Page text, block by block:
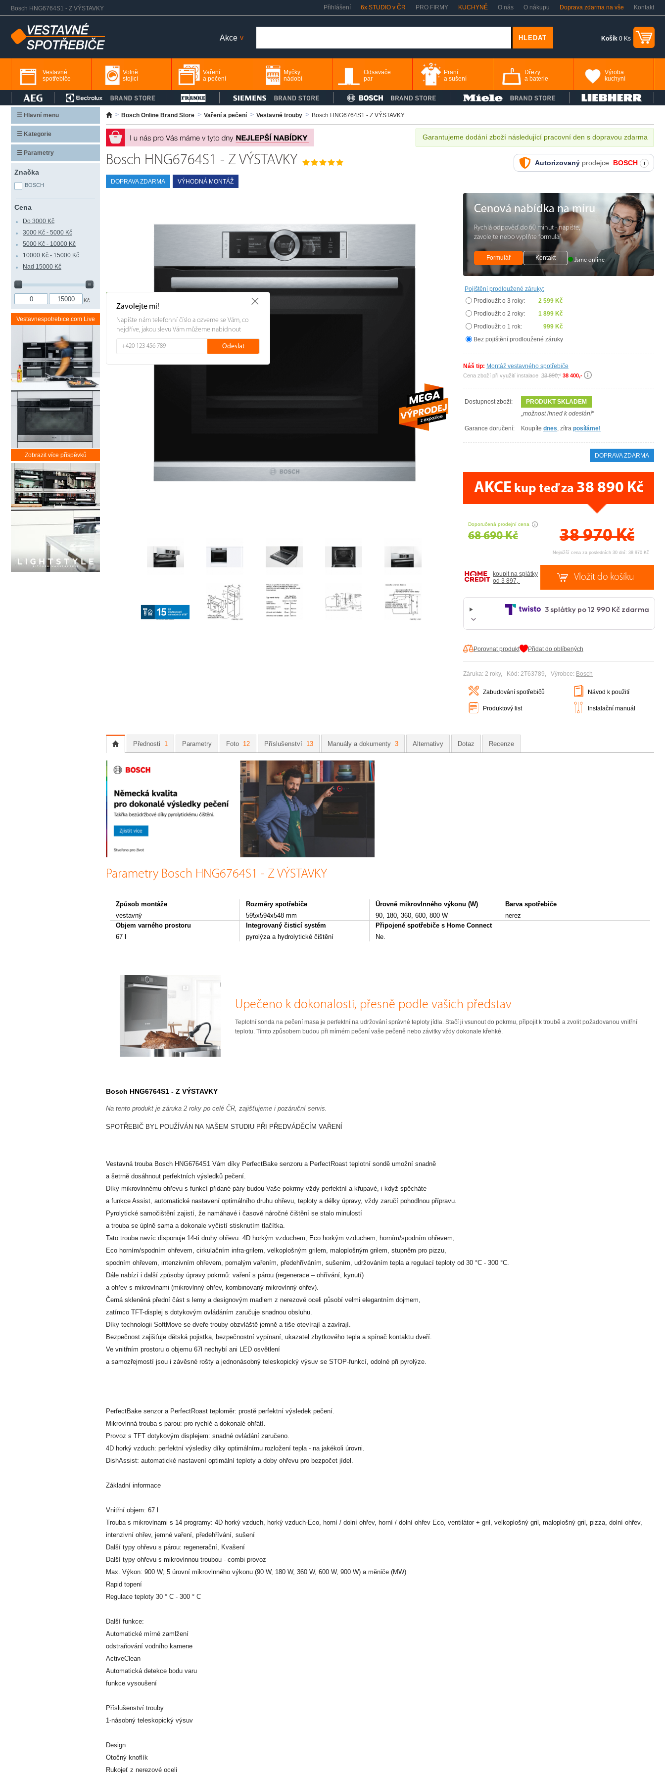
Bosch HNG6764S1 - Z VÝSTAVKY Přihlášení 6x STUDIO v ČR PRO FIRMY KUCHYNĚ O nás O nákupu Doprava zdarma na vše Kontakt
Košík0 Ks
Akce>
Vestavné
spotřebiče
Volně
stojící
Vaření
a pečení
Myčky
nádobí
Odsavače
par
Praní
a sušení
Dřezy
a baterie
Výroba
kuchyní
Bosch Online Brand Store Vaření a pečení Vestavné trouby Bosch HNG6764S1 - Z VÝSTAVKY
Garantujeme dodání zboží následující pracovní den s dopravou zdarma
Bosch HNG6764S1 - Z VÝSTAVKY
DOPRAVA ZDARMA VÝHODNÁ MONTÁŽ
Autorizovaný prodejce BOSCH i
Zavolejte mi! +
Napište nám telefonní číslo a ozveme se Vám, co
nejdříve, jakou slevu Vám můžeme nabídnout
Cenová nabídka na míru
Rychlá odpověď do 60 minut - napište,
zavolejte nebo vyplňte formulář
Formulář Kontakt Jsme online
Pojištění prodloužené záruky:
Prodloužit o 3 roky:
2 599 Kč
Prodloužit o 2 roky:
1 899 Kč
Prodloužit o 1 rok:
999 Kč
Bez pojištění prodloužené záruky
Náš tip: Montáž vestavného spotřebiče
Cena zboží při využití instalace 38 890,- 38 400,-
Dostupnost zboží:
PRODUKT SKLADEM
„možnost ihned k odeslání"
Garance doručení: Koupíte dnes, zítra posíláme!
DOPRAVA ZDARMA
AKCE kup teď za 38 890 Kč
Doporučená prodejní cena
68 690 Kč 38 970Kč
Nejnižší cena za posledních 30 dní: 38 970 Kč
koupit na splátky
od 3 897,-
Porovnat produkt Přidat do oblíbených
Záruka: 2 roky, Kód: 2T63789, Výrobce: Bosch
Zabudování spotřebičů Návod k použití
Produktový list Instalační manuál
Přednosti 1 Parametry Foto 12 Příslušenství 13 Manuály a dokumenty 3 Alternativy Dotaz Recenze
Parametry Bosch HNG6764S1 - Z VÝSTAVKY
Způsob montáže
vestavný
Rozměry spotřebiče
595x594x548 mm
Úrovně mikrovlnného výkonu (W)
90, 180, 360, 600, 800 W
Barva spotřebiče
nerez
Objem varného prostoru
67 l
Integrovaný čisticí systém
pyrolýza a hydrolytické čištění
Připojené spotřebiče s Home Connect
Ne.
Upečeno k dokonalosti, přesně podle vašich představ
Teplotní sonda na pečení masa je perfektní na udržování správné teploty jídla. Stačí ji vsunout do pokrmu, připojit k troubě a zvolit požadovanou vnitřní
teplotu. Tímto způsobem budou při mírném pečení vaše pečeně nebo závitky vždy dokonale křehké.
Bosch HNG6764S1 - Z VÝSTAVKY
Na tento produkt je záruka 2 roky po celé ČR, zajišťujeme i pozáruční servis.
SPOTŘEBIČ BYL POUŽÍVÁN NA NAŠEM STUDIU PŘI PŘEDVÁDĚCÍM VAŘENÍ
Vestavná trouba Bosch HNG6764S1 Vám díky PerfectBake senzoru a PerfectRoast teplotní sondě umožní snadně
a šetrně dosáhnout perfektních výsledků pečení.
Díky mikrovlnnému ohřevu s funkcí přidané páry budou Vaše pokrmy vždy perfektní a křupavé, i když spěcháte
a funkce Assist, automatické nastavení optimálního druhu ohřevu, teploty a délky úpravy, vždy zaručí pohodlnou přípravu.
Pyrolytické samočištění zajistí, že namáhavé i časově náročné čištění se stalo minulostí
a trouba se úplně sama a dokonale vyčistí stisknutím tlačítka.
Tato trouba navíc disponuje 14-ti druhy ohřevu: 4D horkým vzduchem, Eco horkým vzduchem, horním/spodním ohřevem,
Eco horním/spodním ohřevem, cirkulačním infra-grilem, velkoplošným grilem, maloplošným grilem, stupněm pro pizzu,
spodním ohřevem, intenzivním ohřevem, pomalým vařením, předehříváním, sušením, udržováním tepla a regulací teploty od 30 °C - 300 °C.
Dále nabízí i další způsoby úpravy pokrmů: vaření s párou (regenerace – ohřívání, kynutí)
a ohřev s mikrovlnami (mikrovlnný ohřev, kombinovaný mikrovlnný ohřev).
Černá skleněná přední část s lemy a designovým madlem z nerezové oceli působí velmi elegantním dojmem,
zatímco TFT-displej s dotykovým ovládáním zaručuje snadnou obsluhu.
Díky technologii SoftMove se dveře trouby obzvláště jemně a tiše otevírají a zavírají.
Bezpečnost zajišťuje dětská pojistka, bezpečnostní vypínaní, ukazatel zbytkového tepla a spínač kontaktu dveří.
Ve vnitřním prostoru o objemu 67l nechybí ani LED osvětlení
a samozřejmostí jsou i závěsné rošty a jednonásobný teleskopický výsuv se STOP-funkcí, odolné při pyrolýze.
PerfectBake senzor a PerfectRoast teploměr: prostě perfektní výsledek pečení.
Mikrovlnná trouba s parou: pro rychlé a dokonalé ohřátí.
Provoz s TFT dotykovým displejem: snadné ovládání zaručeno.
4D horký vzduch: perfektní výsledky díky optimálnímu rozložení tepla - na jakékoli úrovni.
DishAssist: automatické nastavení optimální teploty a doby ohřevu pro bezpočet jídel.
Základní informace
Vnitřní objem: 67 l
Trouba s mikrovlnami s 14 programy: 4D horký vzduch, horký vzduch-Eco, horní / dolní ohřev, horní / dolní ohřev Eco, ventilátor + gril, velkoplošný gril, maloplošný gril, pizza, dolní ohřev,
intenzivní ohřev, jemné vaření, předehřívání, sušení
Další typy ohřevu s párou: regenerační, Kvašení
Další typy ohřevu s mikrovlnnou troubou - combi provoz
Max. Výkon: 900 W; 5 úrovní mikrovlnného výkonu (90 W, 180 W, 360 W, 600 W, 900 W) a měniče (MW)
Rapid topení
Regulace teploty 30 ° C - 300 ° C
Další funkce:
Automatické mírné zamlžení
odstraňování vodního kamene
ActiveClean
Automatická detekce bodu varu
funkce vysoušení
Příslušenství trouby
1-násobný teleskopický výsuv
Design
Otočný knoflík
Rukojeť z nerezové oceli
☰ Hlavní menu
☰ Kategorie
☰ Parametry
Značka
BOSCH
Cena
Do 3000 Kč
3000 Kč - 5000 Kč
5000 Kč - 10000 Kč
10000 Kč - 15000 Kč
Nad 15000 Kč
Kč
Vestavnespotrebice.com Live
Zobrazit více příspěvků